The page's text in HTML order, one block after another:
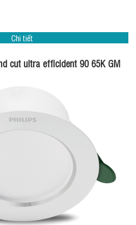
Chi tiết
cut ultra efficident 90 65K GM